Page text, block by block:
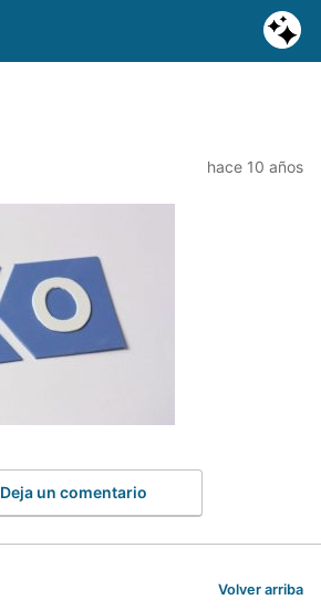
hace 10 años
Deja un comentario
Volver arriba